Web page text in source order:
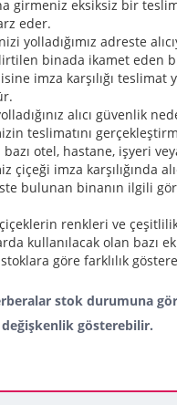
girmeniz eksiksiz bir
eder.
yolladığımız adreste
binada ikamet eden
imza karşılığı teslimat
alıcı güvenlik
teslimatını
otel, hastane, işyeri
çiçeği imza karşılığında
bulunan binanın ilgili
renkleri ve
kullanılacak olan bazı
göre farklılık
stok durumuna
gösterebilir.